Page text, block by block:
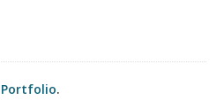
Portfolio.